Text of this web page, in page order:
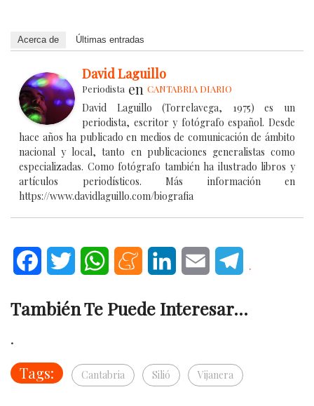
Acerca de Últimas entradas
David Laguillo
Periodista en CANTABRIA DIARIO
David Laguillo (Torrelavega, 1975) es un
periodista, escritor y fotógrafo español. Desde
hace años ha publicado en medios de comunicación de ámbito
nacional y local, tanto en publicaciones generalistas como
especializadas. Como fotógrafo también ha ilustrado libros y
artículos periodísticos. Más información en
https://www.davidlaguillo.com/biografia
FacebookTwitter WhatsAppMeneameLinkedInEmail .
También Te Puede Interesar...
.
Tags:
Cantabria Silió Vijanera